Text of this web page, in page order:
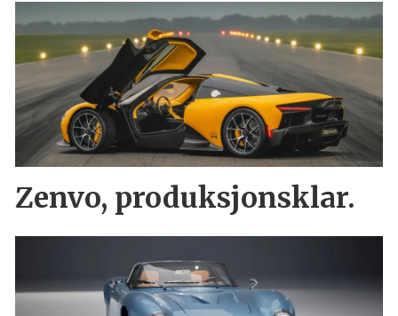
Zenvo, produksjonsklar.